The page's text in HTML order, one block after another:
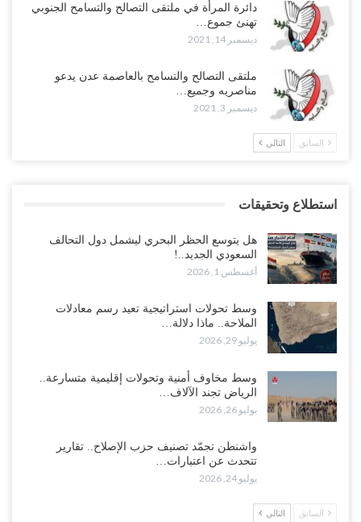
دائرة المرأة في ملتقى التصالح والتسامح الجنوبي
تهنئ جموع…
ديسمبر 14, 2021
ملتقى التصالح والتسامح بالعاصمة عدن يدعو
مناصريه وجميع…
ديسمبر 3, 2021
السابق التالي
استطلاع وتحقيقات
هل يتوسع الحظر البحري ليشمل دول التحالف
السعودي الجديد..!
أغسطس 1, 2026
وسط تحولات استراتيجية تعيد رسم معادلات
الملاحة.. ماذا دلالة…
يوليو 29, 2026
وسط مخاوف أمنية وتحولات إقليمية متسارعة..
الرياض تجند الآلاف…
يوليو 26, 2026
واشنطن تجمّد تصنيف حزب الإصلاح.. تقارير
تتحدث عن اعتبارات…
يوليو 24, 2026
السابق التالي